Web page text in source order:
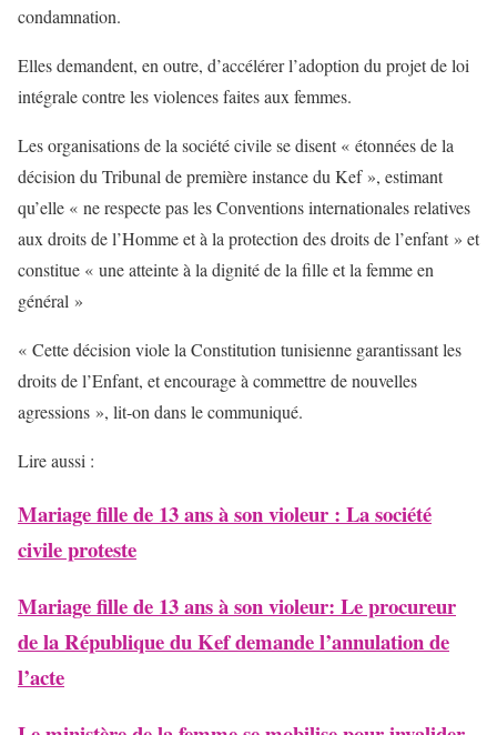
condamnation.
Elles demandent, en outre, d’accélérer l’adoption du projet de loi
intégrale contre les violences faites aux femmes.
Les organisations de la société civile se disent « étonnées de la
décision du Tribunal de première instance du Kef », estimant
qu’elle « ne respecte pas les Conventions internationales relatives
aux droits de l’Homme et à la protection des droits de l’enfant » et
constitue « une atteinte à la dignité de la fille et la femme en
général »
« Cette décision viole la Constitution tunisienne garantissant les
droits de l’Enfant, et encourage à commettre de nouvelles
agressions », lit-on dans le communiqué.
Lire aussi :
Mariage fille de 13 ans à son violeur : La société
civile proteste
Mariage fille de 13 ans à son violeur: Le procureur
de la République du Kef demande l’annulation de
l’acte